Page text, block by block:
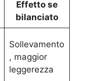
Effetto se
bilanciato
Sollevamento
, maggior
leggerezza